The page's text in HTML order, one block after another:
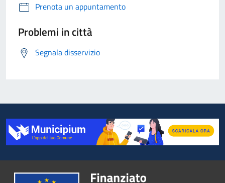
Prenota un appuntamento
Problemi in città
Segnala disservizio